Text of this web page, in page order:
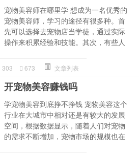
宠物美容师在哪里学 想成为一名优秀的
宠物美容师，学习的途径有很多种。首
先可以选择去宠物店当学徒，通过实际
操作来积累经验和技能。其次，有些人
303 673 文章列表
开宠物美容赚钱吗
学宠物美容到底挣不挣钱 宠物美容这个
行业在大城市中相对还是有较大的发展
空间，根据数据显示，随着人们对宠物
的需求不断增加，宠物市场的规模也在